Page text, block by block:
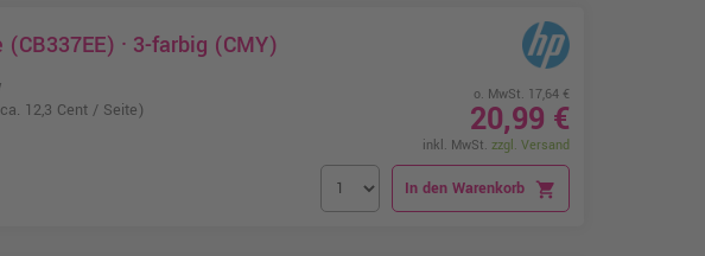
· 3-farbig (CMY)
12,3 Cent / Seite)
o. MwSt. 17,64 €
20,99 €
inkl. MwSt. zzgl. Versand
In den Warenkorb shopping_cart